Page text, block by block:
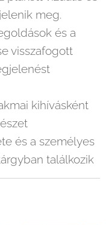
meg.
és a
visszafogott
kihívásként
és a személyes
találkozik